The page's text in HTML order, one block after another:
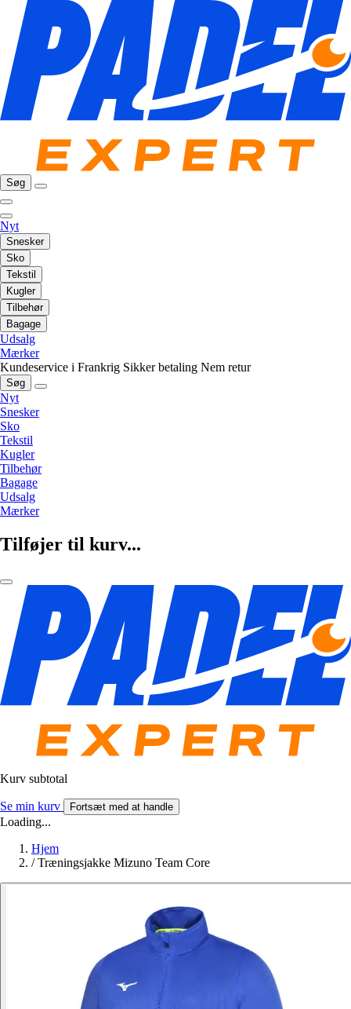
Søg
Nyt
Snesker
Sko
Tekstil
Kugler
Tilbehør
Bagage
Udsalg
Mærker
Kundeservice i Frankrig Sikker betaling Nem retur
Søg
Nyt
Snesker
Sko
Tekstil
Kugler
Tilbehør
Bagage
Udsalg
Mærker
Tilføjer til kurv...
Kurv subtotal
Se min kurv Fortsæt med at handle
Loading...
Hjem
/ Træningsjakke Mizuno Team Core